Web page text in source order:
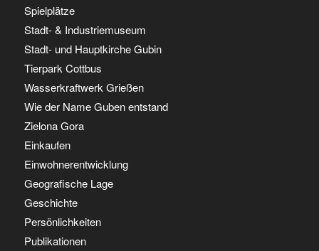
Spielplätze
Stadt- & Industriemuseum
Stadt- und Hauptkirche Gubin
Tierpark Cottbus
Wasserkraftwerk Grießen
Wie der Name Guben entstand
Zielona Gora
Einkaufen
Einwohnerentwicklung
Geografische Lage
Geschichte
Persönlichkeiten
Publikationen